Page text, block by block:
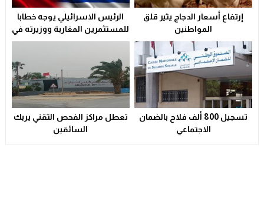
إرتفاع أسعار الدجاج يثير قلق
المواطنين
الرئيس الاسرائيلي يوجه خطابا
للمستثمرين المغاربة ووزيرته في
الابتكار تزور الدار البيضاء لتوقيع
تسجيل 800 ألف فلاح بالضمان
الاجتماعي
تعطل مراكز الفحص التقني يربك
السائقين